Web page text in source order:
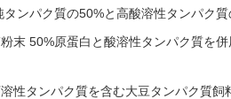
ンパク質の50%と高酸溶性タンパク
末 50%原蛋白と酸溶性タンパク質を
性タンパク質を含む大豆タンパク質飼